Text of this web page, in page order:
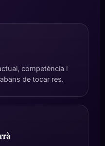
competència i
de tocar res.